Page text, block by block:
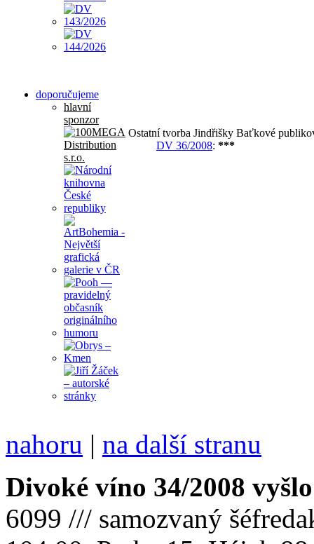
doporučujeme
hlavní
sponzor
Ostatní tvorba Jindřišky Baťkové
DV 36/2008: ***
nahoru | na další stranu
Divoké víno 34/2008
6099 /// samozvaný